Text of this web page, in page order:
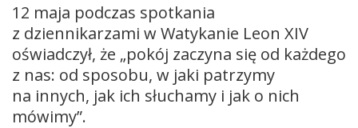
12 maja podczas spotkania
z dziennikarzami w Watykanie Leon XIV
oświadczył, że „pokój zaczyna się od każdego
z nas: od sposobu, w jaki patrzymy
na innych, jak ich słuchamy i jak o nich
mówimy”.